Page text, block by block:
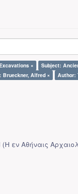
× Subject:
Brueckner, Alfred × Author:
(Η εν Αθήναις